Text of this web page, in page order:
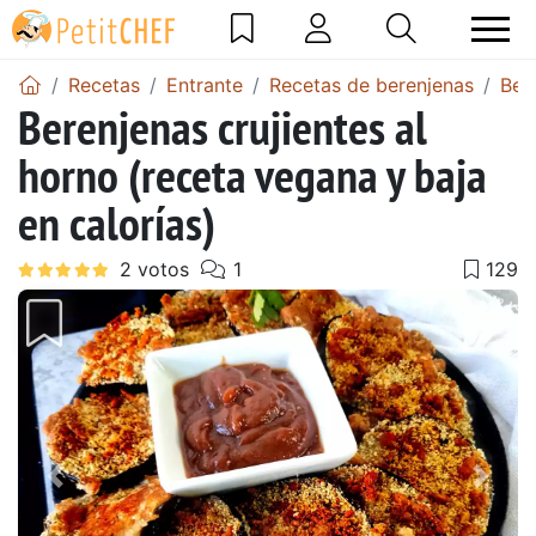
Recetas Entrante Recetas de berenjenas
Berenjenas crujientes al
horno (receta vegana y baja
en calorías)
Anterior